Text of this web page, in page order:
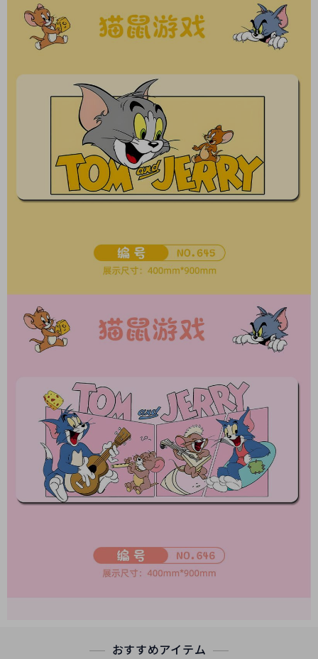
おすすめアイテム